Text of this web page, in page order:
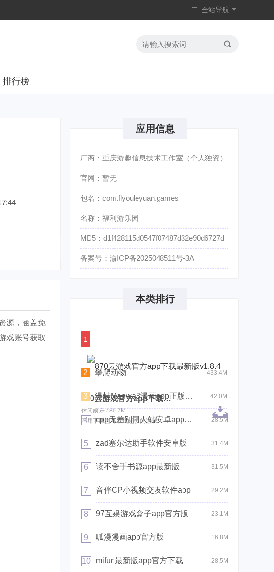
全站导航
排行榜
源，涵盖免
戏账号获取
应用信息
厂商：重庆游趣信息技术工作室（个人独资）
官网：暂无
包名：com.flyouleyuan.games
名称：福利游乐园
MD5：d1f428115d0547f07487d32e90d6727d
备案号：渝ICP备2025048511号-3A
本类排行
1
870云游戏官方app下载最新版
休闲娱乐 / 80.7M
不用下载也可以玩超多的游戏
2 攀爬动物 433.4M
3 漫蛙Manwa3漫画app正版下载 42.0M
4 cpp无差别同人站安卓app官方下载 28.5M
5 zad塞尔达助手软件安卓版 31.4M
6 读不舍手书源app最新版 31.5M
7 音伴CP小视频交友软件app 29.2M
8 97互娱游戏盒子app官方版 23.1M
9 呱漫漫画app官方版 16.8M
10 mifun最新版app官方下载 28.5M